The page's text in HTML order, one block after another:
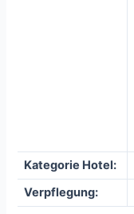
Kategorie Hotel:
Verpflegung: